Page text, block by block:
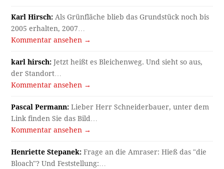
Karl Hirsch: Als Grünfläche blieb das Grundstück noch bis
2005 erhalten, 2007…
Kommentar ansehen →
karl hirsch: Jetzt heißt es Bleichenweg. Und sieht so aus,
der Standort…
Kommentar ansehen →
Pascal Permann: Lieber Herr Schneiderbauer, unter dem
Link finden Sie das Bild…
Kommentar ansehen →
Henriette Stepanek: Frage an die Amraser: Hieß das "die
Bloach"? Und Feststellung:…